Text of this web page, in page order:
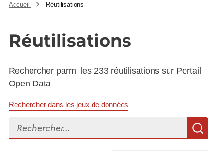
Accueil Réutilisations
Réutilisations
Rechercher parmi les 233 réutilisations sur Portail
Open Data
Rechercher dans les jeux de données
Rechercher...